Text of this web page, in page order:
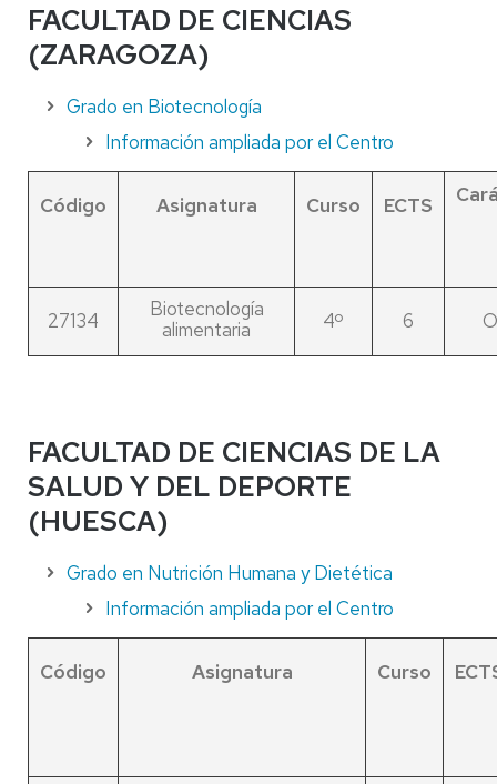
FACULTAD DE CIENCIAS
(ZARAGOZA)
Grado en Biotecnología
Información ampliada por el Centro
Código Asignatura Curso ECTS
27134
Biotecnología
alimentaria
4º 6
FACULTAD DE CIENCIAS DE LA
SALUD Y DEL DEPORTE
(HUESCA)
Grado en Nutrición Humana y Dietética
Información ampliada por el Centro
Código Asignatura Curso